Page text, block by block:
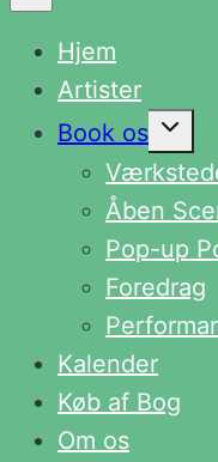
Hjem
Artister
Book os Skift
Åben
Pop-up
Foredrag
Kalender
Køb af Bog
Om os